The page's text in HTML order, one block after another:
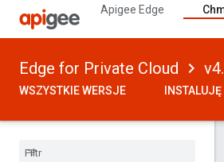
Apigee Edge
Edge for Private Cloud
WSZYSTKIE WERSJE INSTALUJĘ